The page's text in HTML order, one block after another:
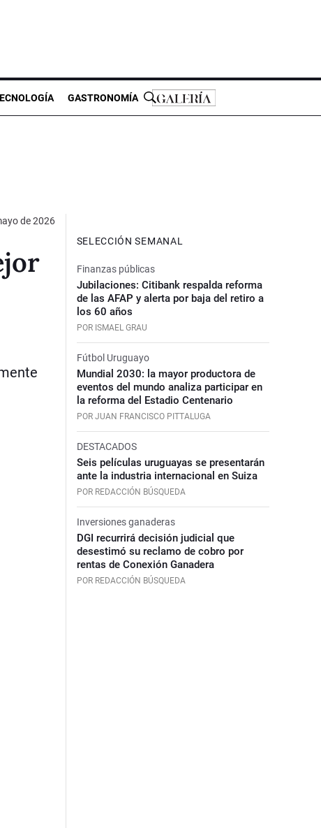
GASTRONOMÍA
de 2026
SELECCIÓN SEMANAL
Finanzas públicas
Jubilaciones: Citibank respalda reforma
de las AFAP y alerta por baja del retiro a
los 60 años
POR ISMAEL GRAU
Fútbol Uruguayo
Mundial 2030: la mayor productora de
eventos del mundo analiza participar en
la reforma del Estadio Centenario
POR JUAN FRANCISCO PITTALUGA
DESTACADOS
Seis películas uruguayas se presentarán
ante la industria internacional en Suiza
POR REDACCIÓN BÚSQUEDA
Inversiones ganaderas
DGI recurrirá decisión judicial que
desestimó su reclamo de cobro por
rentas de Conexión Ganadera
POR REDACCIÓN BÚSQUEDA